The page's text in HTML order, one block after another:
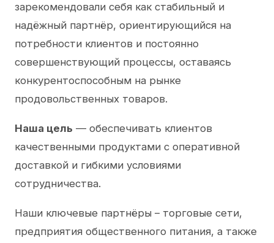
зарекомендовали себя как стабильный и
надёжный партнёр, ориентирующийся на
потребности клиентов и постоянно
совершенствующий процессы, оставаясь
конкурентоспособным на рынке
продовольственных товаров.
Наша цель — обеспечивать клиентов
качественными продуктами с оперативной
доставкой и гибкими условиями
сотрудничества.
Наши ключевые партнёры – торговые сети,
предприятия общественного питания, а также